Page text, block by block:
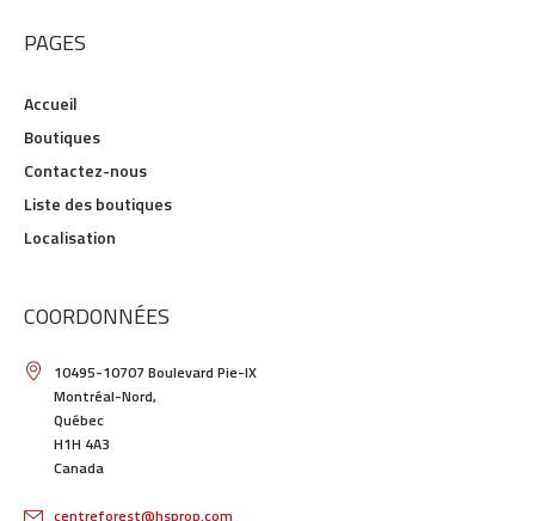
PAGES
Accueil
Boutiques
Contactez-nous
Liste des boutiques
Localisation
COORDONNÉES
10495-10707 Boulevard Pie-IX
Montréal-Nord,
Québec
H1H 4A3
Canada
centreforest@hsprop.com